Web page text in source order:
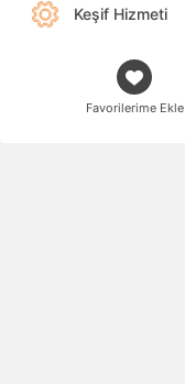
Keşif Hizmeti
Favorilerime Ekle